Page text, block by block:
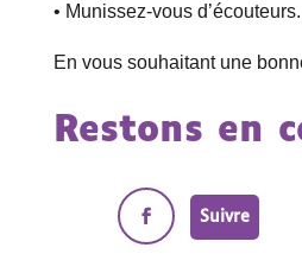
• Munissez-vous d’écouteurs.
En vous souhaitant une
Restons en
Suivre